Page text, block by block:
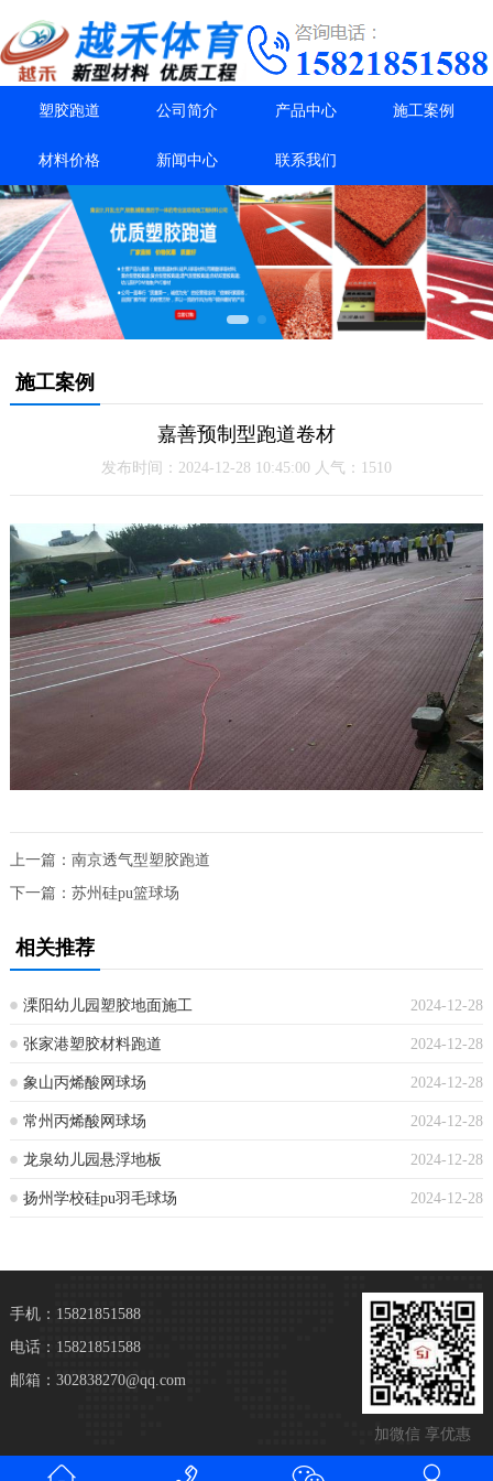
塑胶跑道 公司简介 产品中心 施工案例
材料价格 新闻中心 联系我们
施工案例
嘉善预制型跑道卷材
发布时间：2024-12-28 10:45:00 人气：1510
上一篇： 南京透气型塑胶跑道
下一篇： 苏州硅pu篮球场
相关推荐
2024-12-28
溧阳幼儿园塑胶地面施工
2024-12-28
张家港塑胶材料跑道
2024-12-28
象山丙烯酸网球场
2024-12-28
常州丙烯酸网球场
2024-12-28
龙泉幼儿园悬浮地板
2024-12-28
扬州学校硅pu羽毛球场
加微信 享优惠
手机：15821851588
电话：15821851588
邮箱：302838270@qq.com